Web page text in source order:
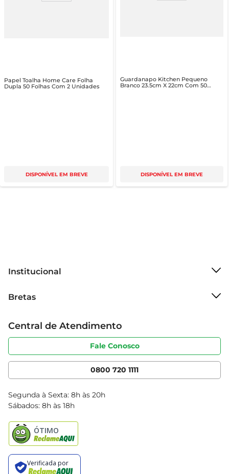
Papel Toalha Home Care Folha
Dupla 50 Folhas Com 2 Unidades
DISPONÍVEL EM BREVE
Guardanapo Kitchen Pequeno
Branco 23.5cm X 22cm Com 50
Unid
DISPONÍVEL EM BREVE
Institucional
Grupo Cencosud
Sobre privacidade
Portal do fornecedor
Cencosud Media
Bretas
Produtos Bretas
Código de ética
Serviços
Clube Bretas
Blog Bretas
Black Friday
Central de Atendimento
Fale Conosco
0800 720 1111
Segunda à Sexta: 8h às 20h
Sábados: 8h às 18h